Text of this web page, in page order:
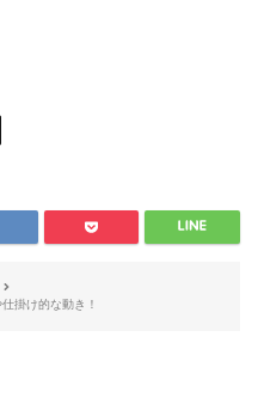
掛け的な動き！